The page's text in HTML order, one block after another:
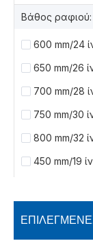
Βάθος ραφιού:
600 mm/24
650 mm/26
700 mm/28
750 mm/30
800 mm/32
450 mm/19